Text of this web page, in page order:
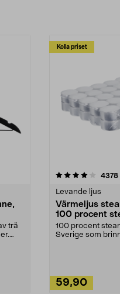
trä
Kolla priset
4378
Levande ljus
Värmeljus
100 procent
100 procent
Sverige som
59,90
4.5av 5